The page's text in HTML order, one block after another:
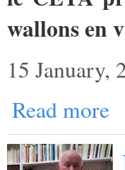
wallons en
15 January,
Read more